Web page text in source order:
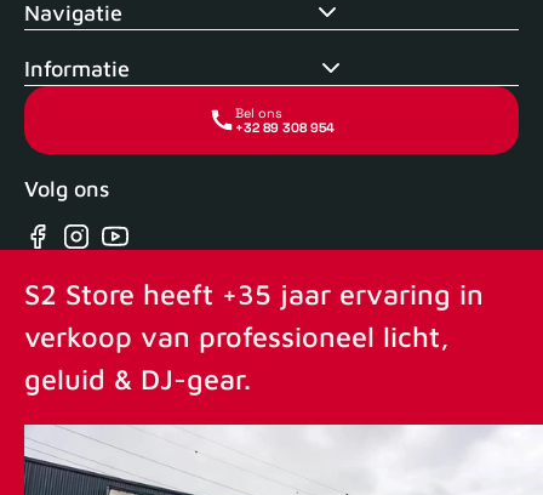
Navigatie
Informatie
Bel ons
+32 89 308 954
Volg ons
Facebook
Instagram
YouTube
S2 Store heeft +35 jaar ervaring in
verkoop van professioneel licht,
geluid & DJ-gear.